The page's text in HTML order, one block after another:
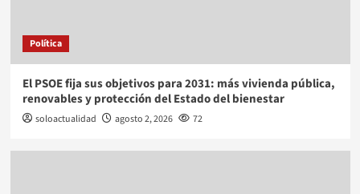
Política
El PSOE fija sus objetivos para 2031: más vivienda pública,
renovables y protección del Estado del bienestar
soloactualidad agosto 2, 2026 72